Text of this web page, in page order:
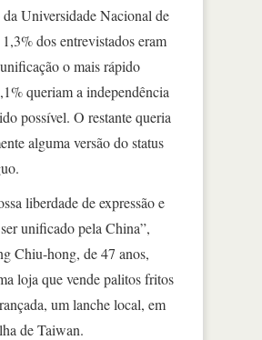
Universidade Nacional de
dos entrevistados eram
o mais rápido
queriam a independência
possível. O restante queria
alguma versão do status
liberdade de expressão e
unificado pela China”,
Chiu-hong, de 47 anos,
loja que vende palitos fritos
um lanche local, em
de Taiwan.